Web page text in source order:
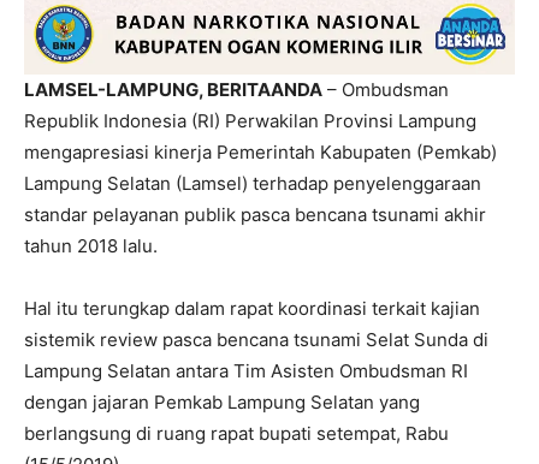
LAMSEL-LAMPUNG, BERITAANDA – Ombudsman
Republik Indonesia (RI) Perwakilan Provinsi Lampung
mengapresiasi kinerja Pemerintah Kabupaten (Pemkab)
Lampung Selatan (Lamsel) terhadap penyelenggaraan
standar pelayanan publik pasca bencana tsunami akhir
tahun 2018 lalu.
Hal itu terungkap dalam rapat koordinasi terkait kajian
sistemik review pasca bencana tsunami Selat Sunda di
Lampung Selatan antara Tim Asisten Ombudsman RI
dengan jajaran Pemkab Lampung Selatan yang
berlangsung di ruang rapat bupati setempat, Rabu